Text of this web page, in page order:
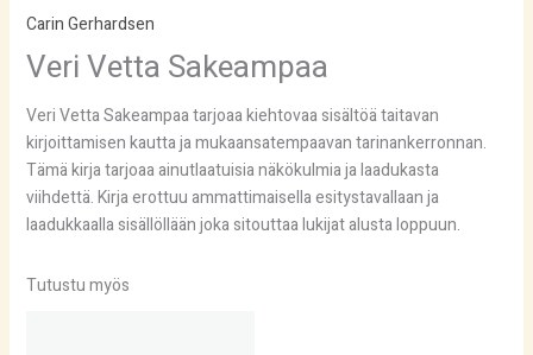
Carin Gerhardsen
Veri Vetta Sakeampaa
Veri Vetta Sakeampaa tarjoaa kiehtovaa sisältöä taitavan
kirjoittamisen kautta ja mukaansatempaavan tarinankerronnan.
Tämä kirja tarjoaa ainutlaatuisia näkökulmia ja laadukasta
viihdettä. Kirja erottuu ammattimaisella esitystavallaan ja
laadukkaalla sisällöllään joka sitouttaa lukijat alusta loppuun.
Tutustu myös